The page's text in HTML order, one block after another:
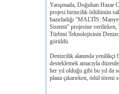
Yarışmada, Doğuhan
projesi birincilik ödülünün
hazırladığı "MALTİS:
Sistemi" projesine
Türbini Teknolojisinin
görüldü.
Denizcilik alanında yenilikçi
desteklemek amacıyla
her yıl olduğu gibi bu yıl da
plana çıkarırken, ödül